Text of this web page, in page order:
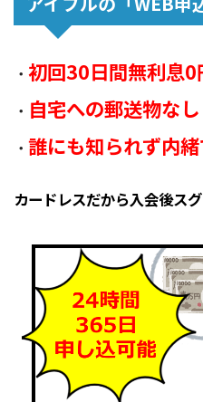
・ 初回30日間無利息0
・ 自宅への郵送物なし
・ 誰にも知られず内緒
カードレスだから入会後ス